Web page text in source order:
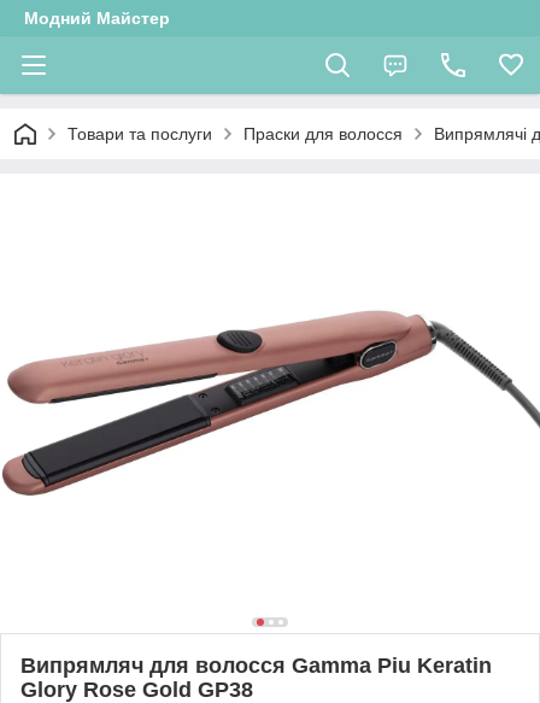
Модний Майстер
Товари та послуги Праски для волосся Випрямлячі
Випрямляч для волосся Gamma Piu Keratin
Glory Rose Gold GP38